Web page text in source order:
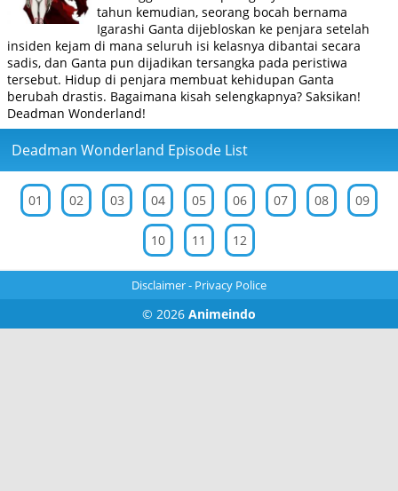
tahun kemudian, seorang bocah bernama
Igarashi Ganta dijebloskan ke penjara setelah
insiden kejam di mana seluruh isi kelasnya dibantai secara
sadis, dan Ganta pun dijadikan tersangka pada peristiwa
tersebut. Hidup di penjara membuat kehidupan Ganta
berubah drastis. Bagaimana kisah selengkapnya? Saksikan!
Deadman Wonderland!
Deadman Wonderland Episode List
01 02 03 04 05 06 07 08 09
10 11 12
Disclaimer- Privacy Police
© 2026 Animeindo